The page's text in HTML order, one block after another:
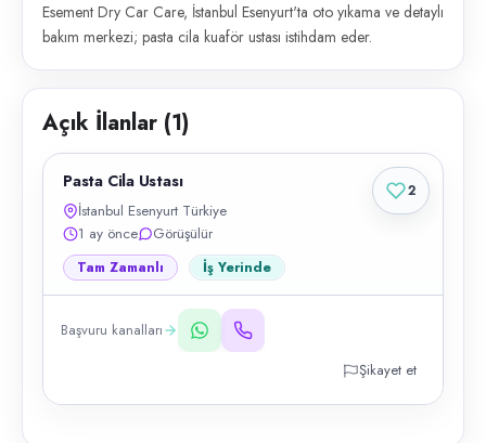
Esement Dry Car Care, İstanbul Esenyurt'ta oto yıkama ve detaylı
bakım merkezi; pasta cila kuaför ustası istihdam eder.
Açık İlanlar (1)
Pasta Cila Ustası
İstanbul Esenyurt Türkiye
1 ay önce
Görüşülür
Tam Zamanlı İş Yerinde
Başvuru kanalları
Şikayet et
2